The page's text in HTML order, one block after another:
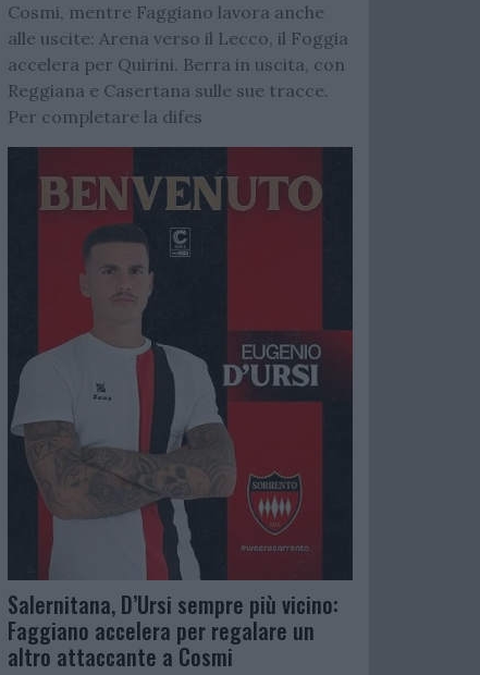
Cosmi, mentre Faggiano lavora anche
alle uscite: Arena verso il Lecco, il Foggia
accelera per Quirini. Berra in uscita, con
Reggiana e Casertana sulle sue tracce.
Per completare la difes
Salernitana, D’Ursi sempre più vicino:
Faggiano accelera per regalare un
altro attaccante a Cosmi